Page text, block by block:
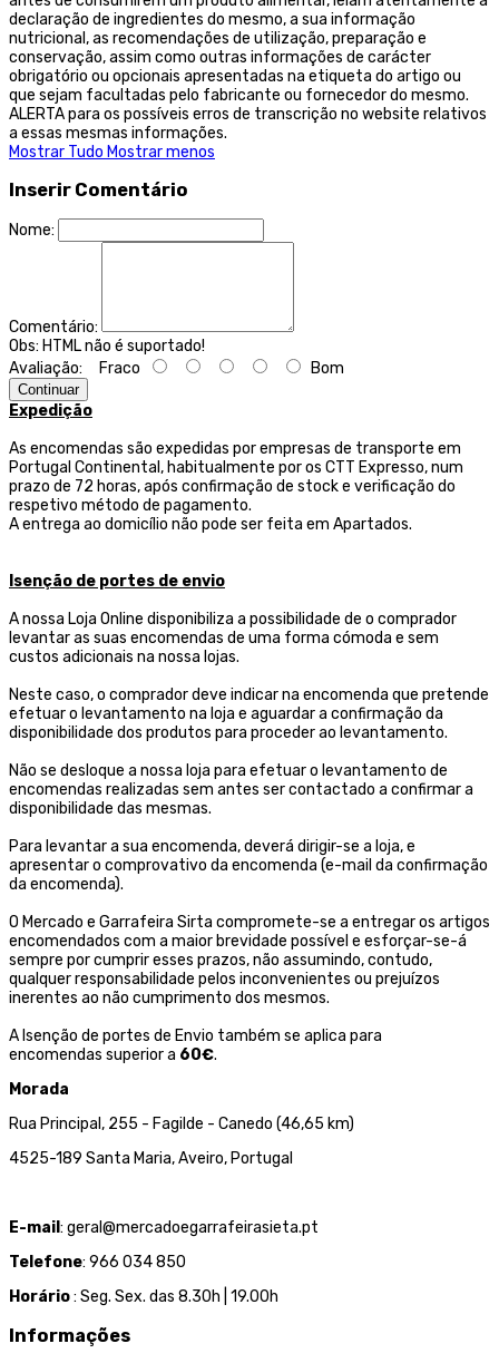
declaração de ingredientes do mesmo, a sua informação
nutricional, as recomendações de utilização, preparação e
conservação, assim como outras informações de carácter
obrigatório ou opcionais apresentadas na etiqueta do artigo ou
que sejam facultadas pelo fabricante ou fornecedor do mesmo.
ALERTA para os possíveis erros de transcrição no website relativos
a essas mesmas informações.
Mostrar Tudo Mostrar menos
Inserir Comentário
Nome:
Comentário:
Obs: HTML não é suportado!
Avaliação: Fraco Bom
Continuar
Expedição
As encomendas são expedidas por empresas de transporte em
Portugal Continental, habitualmente por os CTT Expresso,num
prazo de 72 horas, após confirmação de stock e verificação do
respetivo método de pagamento.
A entrega ao domicílio não pode ser feita em Apartados.
Isenção de portes de envio
A nossa Loja Online disponibiliza a possibilidade de o comprador
levantar as suas encomendas de uma forma cómoda e sem
custos adicionais na nossa lojas.
Neste caso, o comprador deve indicar na encomenda que pretende
efetuar o levantamento na loja e aguardar a confirmação da
disponibilidade dos produtos para proceder ao levantamento.
Não se desloque a nossa loja para efetuar o levantamento de
encomendas realizadas sem antes ser contactado a confirmar a
disponibilidade das mesmas.
Para levantar a sua encomenda, deverá dirigir-se a loja, e
apresentar o comprovativo da encomenda (e-mail da confirmação
da encomenda).
O Mercado e Garrafeira Sirta compromete-se a entregar os artigos
encomendados com a maior brevidade possível e esforçar-se-á
sempre por cumprir esses prazos, não assumindo, contudo,
qualquer responsabilidade pelos inconvenientes ou prejuízos
inerentes ao não cumprimento dos mesmos.
A Isenção de portes de Envio também se aplica para
encomendas superior a 60€.
Morada
Rua Principal, 255 - Fagilde - Canedo (46,65 km)
4525-189 Santa Maria, Aveiro, Portugal
E-mail: geral@mercadoegarrafeirasieta.pt
Telefone: 966 034 850
Horário: Seg. Sex. das 8.30h | 19.00h
Informações